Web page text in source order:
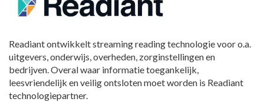
Readiant ontwikkelt streaming reading technologie voor o.a.
uitgevers, onderwijs, overheden, zorginstellingen en
bedrijven. Overal waar informatie toegankelijk,
leesvriendelijk en veilig ontsloten moet worden is Readiant
technologiepartner.